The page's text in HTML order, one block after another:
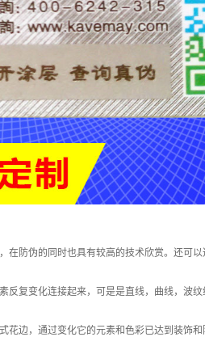
在防伪的同时也具有较高的技术欣赏。还可
复变化连接起来，可是是直线，曲线，波纹
边，通过变化它的元素和色彩已达到装饰和